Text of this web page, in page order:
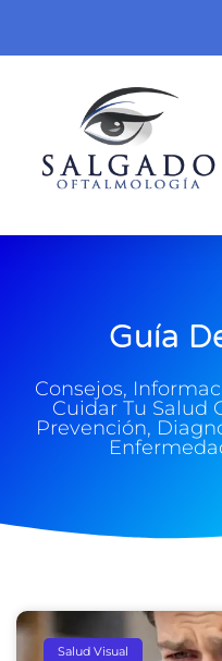
Guía
Consejos,
Cuidar Tu Salud
Prevención,
Salud Visual